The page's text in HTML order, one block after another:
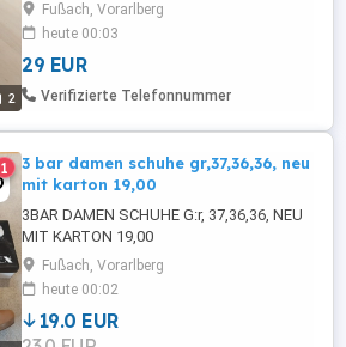
2
Fußach, Vorarlberg
heute 00:03
29 EUR
Verifizierte Telefonnummer
1
3 bar damen schuhe gr,37,36,36, neu
mit karton 19,00
3BAR DAMEN SCHUHE G:r, 37,36,36, NEU
MIT KARTON 19,00
Fußach, Vorarlberg
heute 00:02
19.0 EUR